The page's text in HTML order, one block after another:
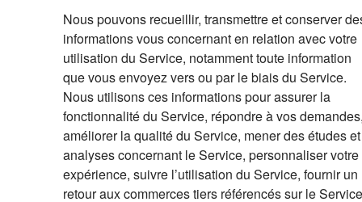
Nous pouvons recueillir, transmettre et conserver
informations vous concernant en relation avec votre
utilisation du Service, notamment toute information
que vous envoyez vers ou par le biais du Service.
Nous utilisons ces informations pour assurer la
fonctionnalité du Service, répondre à vos
améliorer la qualité du Service, mener des études et
analyses concernant le Service, personnaliser votre
expérience, suivre l’utilisation du Service, fournir un
retour aux commerces tiers référencés sur le